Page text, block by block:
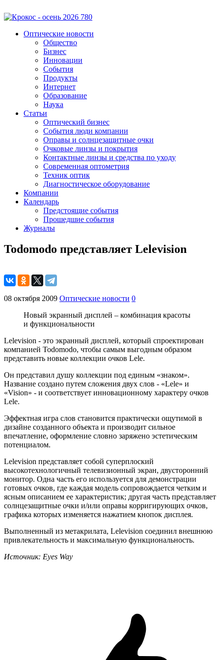
Оптические новости
Общество
Бизнес
Инновации
События
Продукты
Интернет
Образование
Наука
Статьи
Оптический бизнес
События люди компании
Оправы и солнцезащитные очки
Очковые линзы и покрытия
Контактные линзы и средства по уходу
Современная оптометрия
Техник оптик
Диагностическое оборудование
Компании
Календарь
Предстоящие события
Прошедшие события
Журналы
Todomodo представляет Lelevision
08 октября 2009 Оптические новости 0
Новый экранный дисплей – комбинация красоты
и функциональности
Lelevision - это экранный дисплей, который спроектирован
компанией Todomodo, чтобы самым выгодным образом
представить новые коллекции очков Lele.
Он представил душу коллекции под единым «знаком».
Название создано путем сложения двух слов - «Lele» и
«Vision» - и соответствует инновационному характеру очков
Lele.
Эффектная игра слов становится практически ощутимой в
дизайне созданного объекта и производит сильное
впечатление, оформление словно заряжено эстетическим
потенциалом.
Lelevision представляет собой суперплоский
высокотехнологичный телевизионный экран, двусторонний
монитор. Одна часть его используется для демонстрации
готовых очков, где каждая модель сопровождается четким и
ясным описанием ее характеристик; другая часть представляет
солнцезащитные очки и/или оправы корригирующих очков,
графика которых изменяется нажатием кнопок дисплея.
Выполненный из метакрилата, Lelevision соединил внешнюю
привлекательность и максимальную функциональность.
Источник: Eyes Way